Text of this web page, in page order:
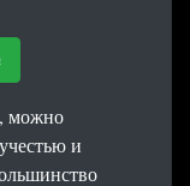
можно
и